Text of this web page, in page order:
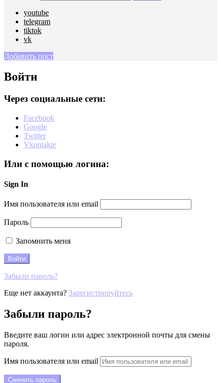
youtube
telegram
tiktok
vk
Добавить пост
Войти
Через социальные сети:
Facebook
Google
Twitter
Vkontakte
Или с помощью логина:
Sign In
Имя пользователя или email
Пароль
Запомнить меня
Забыли пароль?
Еще нет аккаунта? Зарегистрируйтесь
Забыли пароль?
Введите ваш логин или адрес электронной почты для смены
пароля.
Имя пользователя или email